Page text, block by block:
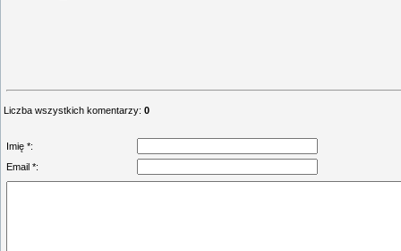
Liczba wszystkich komentarzy: 0
Imię *:
Email *: